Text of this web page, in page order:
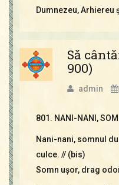
Dumnezeu, Arhiereu
Să
900)
admin
801. NANI-NANI,
Nani-nani, somnul
culce. // (bis)
Somn uşor, drag